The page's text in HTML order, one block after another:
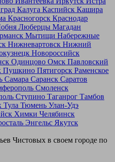
Калуга Каспийск Кашира
Красногорск Краснодар
Люберцы Магадан
Мытищи Набережные
Нижневартовск Нижний
Новороссийск
Одинцово Омск Павловский
Пушкино Пятигорск Раменское
Самара Саранск Саратов
Смоленск
Ступино Таганрог Тамбов
Тула Тюмень Улан-Удэ
Химки Челябинск
Энгельс Якутск
Чистовых в своем городе по